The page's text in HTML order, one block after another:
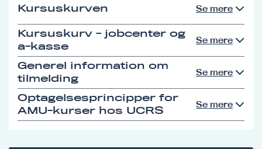
Kursuskurven Se mere
Kursuskurv - jobcenter og
a-kasse
Se mere
Generel information om
tilmelding
Se mere
Optagelsesprincipper for
AMU-kurser hos UCRS
Se mere